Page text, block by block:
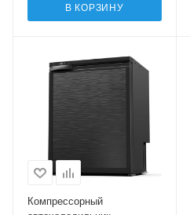
В КОРЗИНУ
Компрессорный